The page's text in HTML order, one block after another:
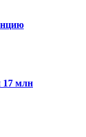
17 млн